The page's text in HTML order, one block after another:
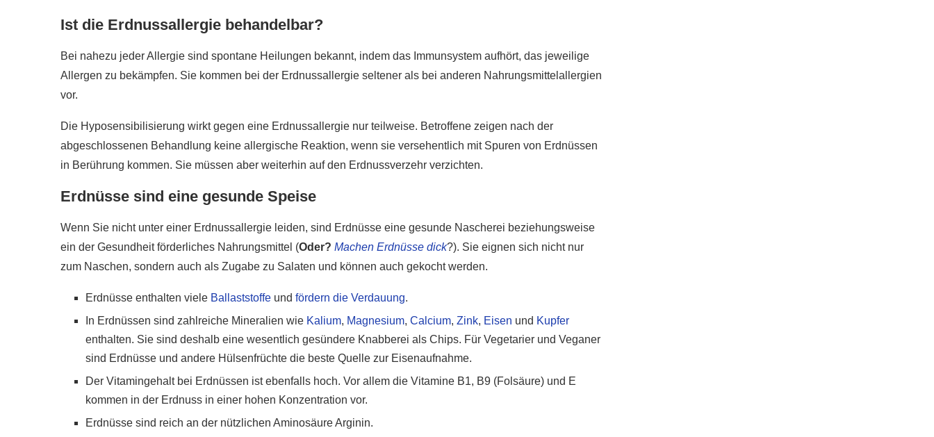
Ist die Erdnussallergie behandelbar?
Bei nahezu jeder Allergie sind spontane Heilungen bekannt, indem das Immunsystem aufhört, das jeweilige
Allergen zu bekämpfen. Sie kommen bei der Erdnussallergie seltener als bei anderen Nahrungsmittelallergien
vor.
Die Hyposensibilisierung wirkt gegen eine Erdnussallergie nur teilweise. Betroffene zeigen nach der
abgeschlossenen Behandlung keine allergische Reaktion, wenn sie versehentlich mit Spuren von Erdnüssen
in Berührung kommen. Sie müssen aber weiterhin auf den Erdnussverzehr verzichten.
Erdnüsse sind eine gesunde Speise
Wenn Sie nicht unter einer Erdnussallergie leiden, sind Erdnüsse eine gesunde Nascherei beziehungsweise
ein der Gesundheit förderliches Nahrungsmittel (Oder? Machen Erdnüsse dick?). Sie eignen sich nicht nur
zum Naschen, sondern auch als Zugabe zu Salaten und können auch gekocht werden.
Erdnüsse enthalten viele Ballaststoffe und fördern die Verdauung.
In Erdnüssen sind zahlreiche Mineralien wie Kalium, Magnesium, Calcium, Zink, Eisen und Kupfer
enthalten. Sie sind deshalb eine wesentlich gesündere Knabberei als Chips. Für Vegetarier und Veganer
sind Erdnüsse und andere Hülsenfrüchte die beste Quelle zur Eisenaufnahme.
Der Vitamingehalt bei Erdnüssen ist ebenfalls hoch. Vor allem die Vitamine B1, B9 (Folsäure) und E
kommen in der Erdnuss in einer hohen Konzentration vor.
Erdnüsse sind reich an der nützlichen Aminosäure Arginin.